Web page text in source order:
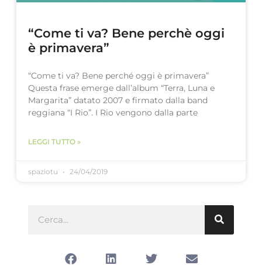
“Come ti va? Bene perchè oggi
è primavera”
“Come ti va? Bene perché oggi è primavera”
Questa frase emerge dall’album “Terra, Luna e
Margarita” datato 2007 e firmato dalla band
reggiana “I Rio”. I Rio vengono dalla parte
LEGGI TUTTO »
spaziotu 24/04/2019